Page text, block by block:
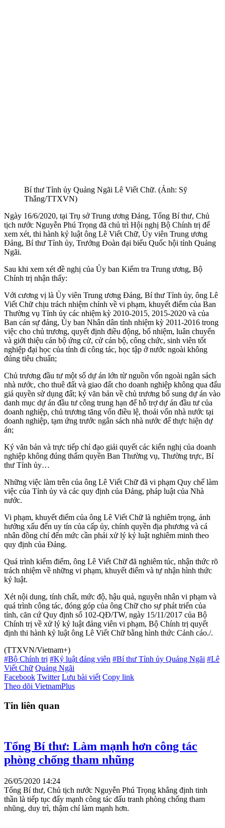
Bí thư Tỉnh ủy Quảng Ngãi Lê Viết Chữ. (Ảnh: Sỹ
Thắng/TTXVN)
Ngày 16/6/2020, tại Trụ sở Trung ương Đảng, Tổng Bí thư, Chủ
tịch nước Nguyễn Phú Trọng đã chủ trì Hội nghị Bộ Chính trị để
xem xét, thi hành kỷ luật ông Lê Viết Chữ, Ủy viên Trung ương
Đảng, Bí thư Tỉnh ủy, Trưởng Đoàn đại biểu Quốc hội tỉnh Quảng
Ngãi.
Sau khi xem xét đề nghị của Ủy ban Kiểm tra Trung ương, Bộ
Chính trị nhận thấy:
Với cương vị là Ủy viên Trung ương Đảng, Bí thư Tỉnh ủy, ông Lê
Viết Chữ chịu trách nhiệm chính về vi phạm, khuyết điểm của Ban
Thường vụ Tỉnh ủy các nhiệm kỳ 2010-2015, 2015-2020 và của
Ban cán sự đảng, Ủy ban Nhân dân tỉnh nhiệm kỳ 2011-2016 trong
việc cho chủ trương, quyết định điều động, bổ nhiệm, luân chuyển
và giới thiệu cán bộ ứng cử, cử cán bộ, công chức, sinh viên tốt
nghiệp đại học của tỉnh đi công tác, học tập ở nước ngoài không
đúng tiêu chuẩn;
Chủ trương đầu tư một số dự án lớn từ nguồn vốn ngoài ngân sách
nhà nước, cho thuê đất và giao đất cho doanh nghiệp không qua đấu
giá quyền sử dụng đất; ký văn bản về chủ trương bổ sung dự án vào
danh mục dự án đầu tư công trung hạn để hỗ trợ dự án đầu tư của
doanh nghiệp, chủ trương tăng vốn điều lệ, thoái vốn nhà nước tại
doanh nghiệp, tạm ứng trước ngân sách nhà nước để thực hiện dự
án;
Ký văn bản và trực tiếp chỉ đạo giải quyết các kiến nghị của doanh
nghiệp không đúng thẩm quyền Ban Thường vụ, Thường trực, Bí
thư Tỉnh ủy…
Những việc làm trên của ông Lê Viết Chữ đã vi phạm Quy chế làm
việc của Tỉnh ủy và các quy định của Đảng, pháp luật của Nhà
nước.
Vi phạm, khuyết điểm của ông Lê Viết Chữ là nghiêm trọng, ảnh
hưởng xấu đến uy tín của cấp ủy, chính quyền địa phương và cá
nhân đồng chí đến mức cần phải xử lý kỷ luật nghiêm minh theo
quy định của Đảng.
Quá trình kiểm điểm, ông Lê Viết Chữ đã nghiêm túc, nhận thức rõ
trách nhiệm về những vi phạm, khuyết điểm và tự nhận hình thức
kỷ luật.
Xét nội dung, tính chất, mức độ, hậu quả, nguyên nhân vi phạm và
quá trình công tác, đóng góp của ông Chữ cho sự phát triển của
tỉnh, căn cứ Quy định số 102-QĐ/TW, ngày 15/11/2017 của Bộ
Chính trị về xử lý kỷ luật đảng viên vi phạm, Bộ Chính trị quyết
định thi hành kỷ luật ông Lê Viết Chữ bằng hình thức Cảnh cáo./.
(TTXVN/Vietnam+)
#Bộ Chính trị #Kỷ luật đảng viên #Bí thư Tỉnh ủy Quảng Ngãi #Lê
Viết Chữ Quảng Ngãi
Facebook Twitter Lưu bài viết Copy link
Theo dõi VietnamPlus
Tin liên quan
Tổng Bí thư: Làm mạnh hơn công tác
phòng chống tham nhũng
26/05/2020 14:24
Tổng Bí thư, Chủ tịch nước Nguyễn Phú Trọng khẳng định tinh
thần là tiếp tục đẩy mạnh công tác đấu tranh phòng chống tham
nhũng, duy trì, thậm chí làm mạnh hơn.